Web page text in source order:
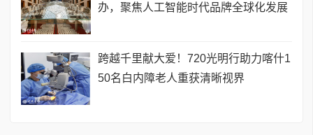
办，聚焦人工智能时代品牌全球化发展
跨越千里献大爱！720光明行助力喀什1
50名白内障老人重获清晰视界